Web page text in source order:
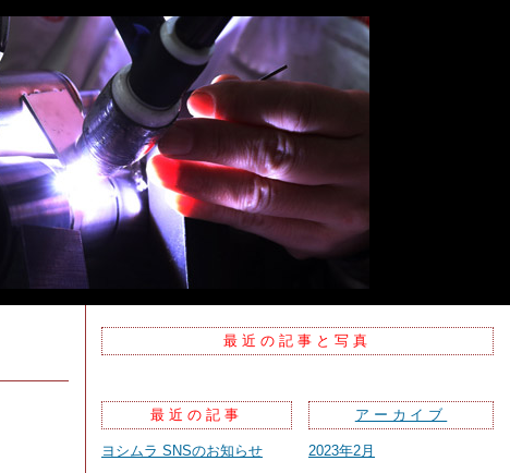
最近の記事と写真
最近の記事
ヨシムラ SNSのお知らせ
アーカイブ
2023年2月